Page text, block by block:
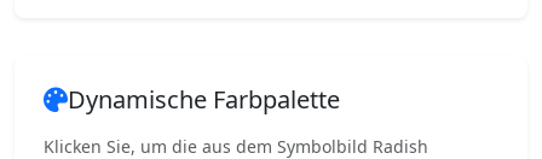
Dynamische Farbpalette
Klicken Sie, um die aus dem Symbolbild Radish